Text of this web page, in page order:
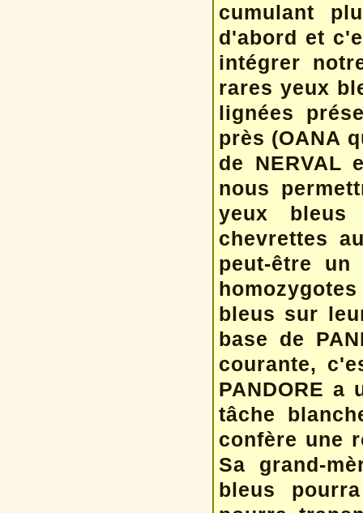
cumulant
d'abord et
intégrer
rares yeux
lignées
près (OANA
de NERVAL
nous
yeux
chevrettes
peut-être
bleus sur
base de
courante,
PANDORE
tâche
confère une
Sa grand-
bleus